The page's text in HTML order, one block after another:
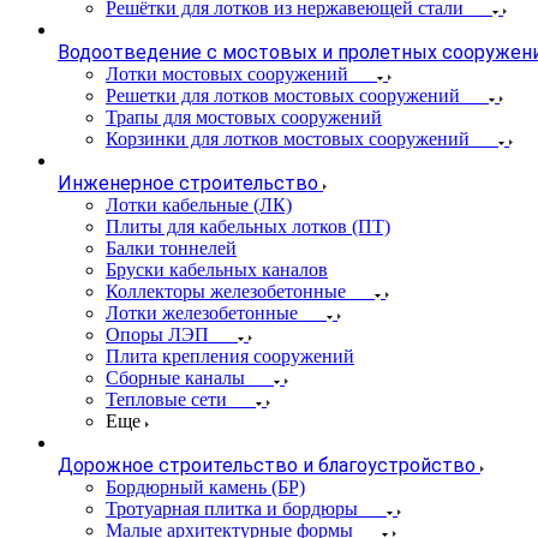
Решётки для лотков из нержавеющей стали
Водоотведение с мостовых и пролетных
Лотки мостовых сооружений
Решетки для лотков мостовых сооружений
Трапы для мостовых сооружений
Корзинки для лотков мостовых сооружений
Инженерное строительство
Лотки кабельные (ЛК)
Плиты для кабельных лотков (ПТ)
Балки тоннелей
Бруски кабельных каналов
Коллекторы железобетонные
Лотки железобетонные
Опоры ЛЭП
Плита крепления сооружений
Сборные каналы
Тепловые сети
Еще
Дорожное строительство и благоустройство
Бордюрный камень (БР)
Тротуарная плитка и бордюры
Малые архитектурные формы